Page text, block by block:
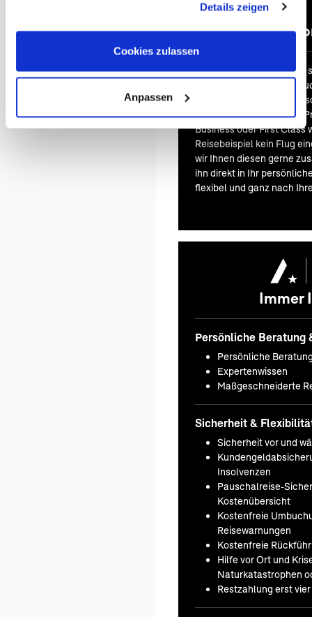
Cookies, wenn Sie unsere Webseite weiterhin nutzen.
Details zeigen
Cookies zulassen
Anpassen
An &
Bei vielen unserer Reisen
bereits im Reisepreis
Economy Class. Auf
selbstverständlich auch
Business oder First Class
Reisebeispiel kein Flug
wir Ihnen diesen gerne
ihn direkt in Ihr
flexibel und ganz nach
Immer
Persönliche Beratung
Persönliche
Expertenwissen
Maßgeschneiderte
Sicherheit &
Sicherheit vor und
Insolvenzen
Pauschalreise-
Kostenübersicht
Kostenfreie
Reisewarnungen
Kostenfreie
Hilfe vor Ort und
Naturkatastrophen
Restzahlung erst